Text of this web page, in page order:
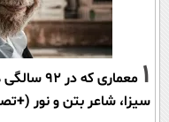
1
معماری
سیزا، شاعر بتن و نور